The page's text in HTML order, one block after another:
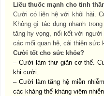
Liều thuốc mạnh cho tinh
Cười có liên hệ với khôi hài.
Không gì tác dụng nhanh
tăng hy vọng, nối kết với
các mối quan hệ, cải thiện sức
Cười tốt cho sức khỏe?
– Cười làm thư giãn cơ thể.
khi cười.
– Cười làm tăng hệ miễn
các kháng thể kháng viêm